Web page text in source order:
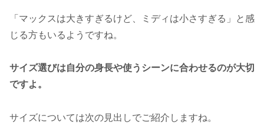
「マックスは大きすぎるけど、ミディは小さすぎる」と感
じる方もいるようですね。
サイズ選びは自分の身長や使うシーンに合わせるのが大切
ですよ。
サイズについては次の見出しでご紹介しますね。